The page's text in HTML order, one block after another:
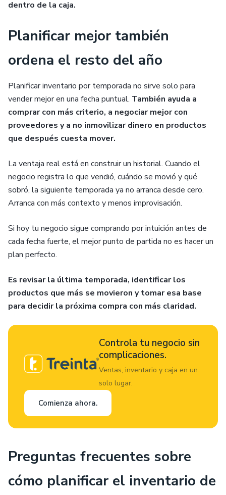
dentro de la caja.
Planificar mejor también
ordena el resto del año
Planificar inventario por temporada no sirve solo para
vender mejor en una fecha puntual. También ayuda a
comprar con más criterio, a negociar mejor con
proveedores y a no inmovilizar dinero en productos
que después cuesta mover.
La ventaja real está en construir un historial. Cuando el
negocio registra lo que vendió, cuándo se movió y qué
sobró, la siguiente temporada ya no arranca desde cero.
Arranca con más contexto y menos improvisación.
Si hoy tu negocio sigue comprando por intuición antes de
cada fecha fuerte, el mejor punto de partida no es hacer un
plan perfecto.
Es revisar la última temporada, identificar los
productos que más se movieron y tomar esa base
para decidir la próxima compra con más claridad.
Controla tu negocio sin
complicaciones.
Ventas, inventario y caja en un
solo lugar.
Comienza ahora.
Preguntas frecuentes sobre
cómo planificar el inventario de